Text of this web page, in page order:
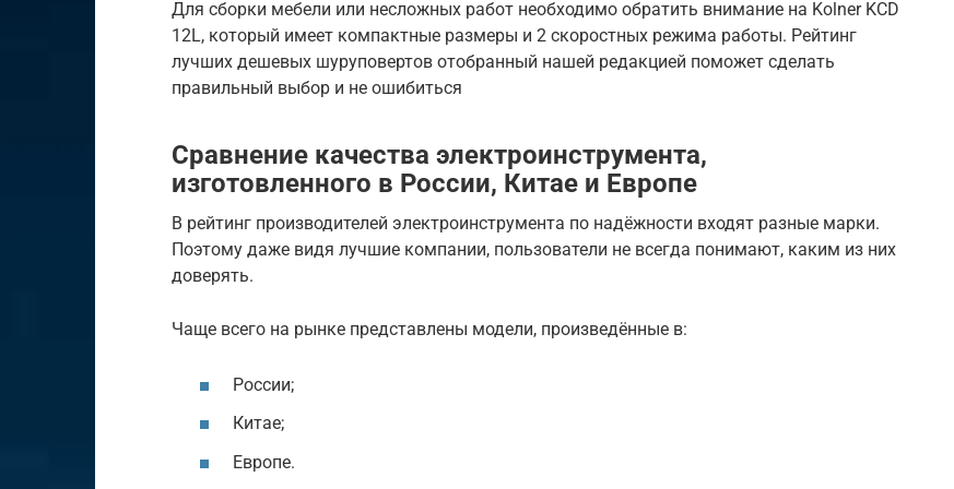
Для сборки мебели или несложных работ необходимо обратить внимание на Kolner KCD
12L, который имеет компактные размеры и 2 скоростных режима работы. Рейтинг
лучших дешевых шуруповертов отобранный нашей редакцией поможет сделать
правильный выбор и не ошибиться
Сравнение качества электроинструмента,
изготовленного в России, Китае и Европе
В рейтинг производителей электроинструмента по надёжности входят разные марки.
Поэтому даже видя лучшие компании, пользователи не всегда понимают, каким из них
доверять.
Чаще всего на рынке представлены модели, произведённые в:
России;
Китае;
Европе.